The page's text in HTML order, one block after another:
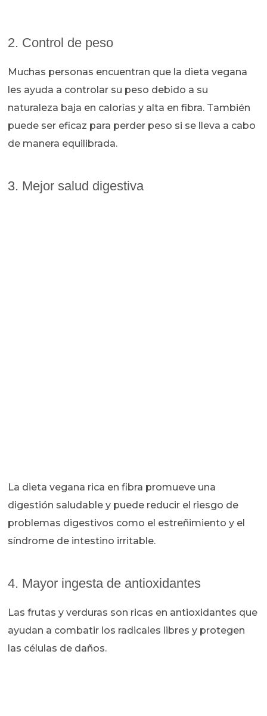
2. Control de peso
Muchas personas encuentran que la dieta vegana
les ayuda a controlar su peso debido a su
naturaleza baja en calorías y alta en fibra. También
puede ser eficaz para perder peso si se lleva a cabo
de manera equilibrada.
3. Mejor salud digestiva
La dieta vegana rica en fibra promueve una
digestión saludable y puede reducir el riesgo de
problemas digestivos como el estreñimiento y el
síndrome de intestino irritable.
4. Mayor ingesta de antioxidantes
Las frutas y verduras son ricas en antioxidantes que
ayudan a combatir los radicales libres y protegen
las células de daños.